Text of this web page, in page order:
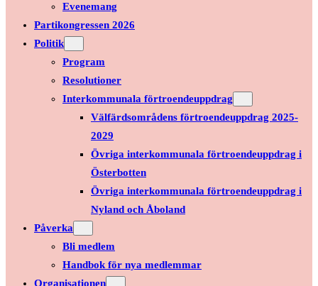
Evenemang
Partikongressen 2026
Politik
Program
Resolutioner
Interkommunala förtroendeuppdrag
Välfärdsområdens förtroendeuppdrag 2025-
2029
Övriga interkommunala förtroendeuppdrag i
Österbotten
Övriga interkommunala förtroendeuppdrag i
Nyland och Åboland
Påverka
Bli medlem
Handbok för nya medlemmar
Organisationen